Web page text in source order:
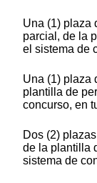
Una (1) plaza
parcial, de la
el sistema de
Una (1) plaza
plantilla de
concurso, en
Dos (2)
de la plantilla
sistema de